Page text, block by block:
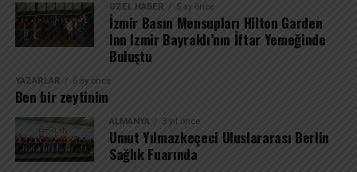
ÖZEL HABER 5 ay önce
İzmir Basın Mensupları Hilton Garden
Inn Izmir Bayraklı’nın İftar Yemeğinde
Buluştu
YAZARLAR 6 ay önce
Ben bir zeytinim
ALMANYA 3 yıl önce
Umut Yılmazkeçeci Uluslararası Berlin
Sağlık Fuarında